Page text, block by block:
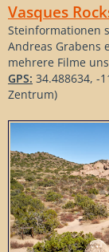
Vasques
Steinformationen
Andreas Grabens
mehrere Filme
GPS: 34.488634, -
Zentrum)